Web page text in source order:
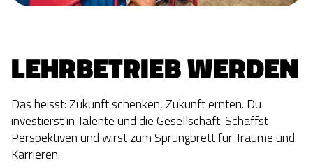
LEHRBETRIEB WERDEN
Das heisst: Zukunft schenken, Zukunft ernten. Du
investierst in Talente und die Gesellschaft. Schaffst
Perspektiven und wirst zum Sprungbrett für Träume und
Karrieren.